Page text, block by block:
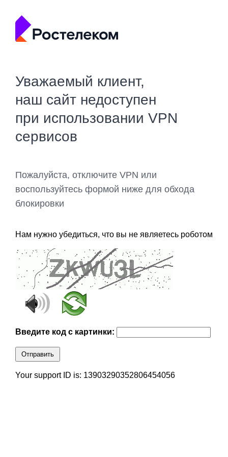
Уважаемый клиент,
наш сайт недоступен
при использовании VPN
сервисов
Пожалуйста, отключите VPN или
воспользуйтесь формой ниже для обхода
блокировки
Нам нужно убедиться, что вы не являетесь роботом
Введите код с картинки:
Отправить
Your support ID is: 13903290352806454056